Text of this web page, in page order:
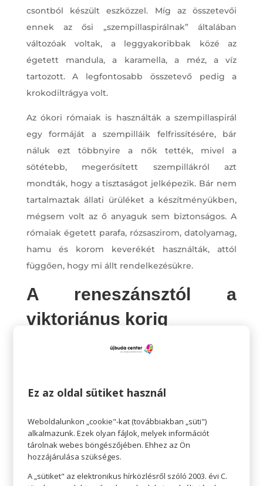
csontból készült eszközzel. Míg az összetevői
ennek az ősi „szempillaspirálnak” általában
változóak voltak, a leggyakoribbak közé az
égetett mandula, a karamella, a méz, a víz
tartozott. A legfontosabb összetevő pedig a
krokodiltrágya volt.
Az ókori rómaiak is használták a szempillaspirál
egy formáját a szempilláik felfrissítésére, bár
náluk ezt többnyire a nők tették, mivel a
sötétebb, megerősített szempillákról azt
mondták, hogy a tisztaságot jelképezik. Bár nem
tartalmaztak állati ürüléket a készítményükben,
mégsem volt az ő anyaguk sem biztonságos. A
rómaiak égetett parafa, rózsaszirom, datolyamag,
hamu és korom keverékét használták, attól
függően, hogy mi állt rendelkezésükre.
A reneszánsztól a
viktoriánus korig
A reneszánsz idején egy teljesen új irányzat
gondoljuk, hanem a homlok. Ennek megfelelően
elcsúfítani, eltüntetni akarták a szemüket és a
szemöldöküket, hogy homlokukat jobban
kiemeljék. Ezért kitépkedték a szemöldököt és a
szempillát, és a hajat jó szorosan hátrahúzták.
Ez az oldal sütiket használ
Weboldalunkon „cookie"-kat (továbbiakban „süti")
alkalmazunk. Ezek olyan fájlok, melyek információt
tárolnak webes böngészőjében. Ehhez az Ön
hozzájárulása szükséges.
A „sütiket" az elektronikus hírközlésről szóló 2003. évi C.